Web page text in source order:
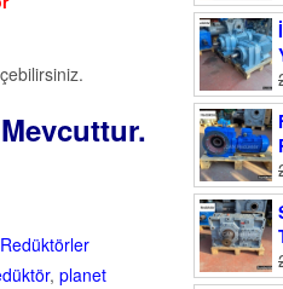
Mevcuttur.
, planet